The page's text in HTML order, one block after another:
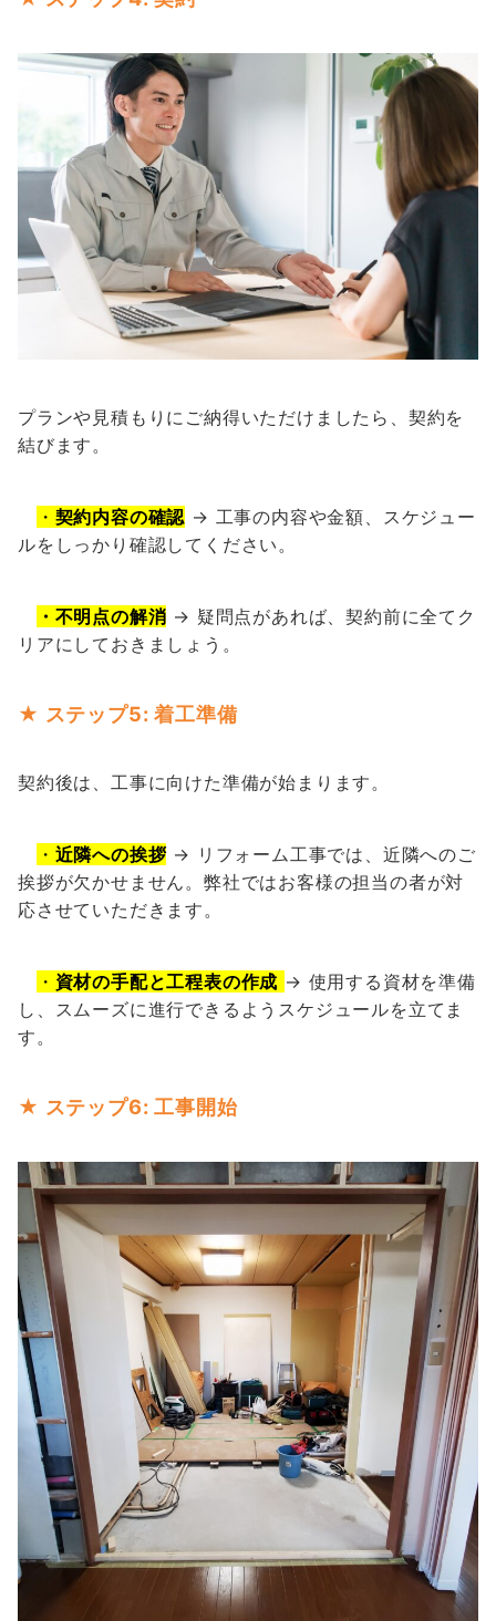
プランや見積もりにご納得いただけましたら、契約を
結びます。
・ 契約内容の確認 → 工事の内容や金額、スケジュー
ルをしっかり確認してください。
・不明点の解消 → 疑問点があれば、契約前に全てク
リアにしておきましょう。
★ ステップ5: 着工準備
契約後は、工事に向けた準備が始まります。
・ 近隣への挨拶→ リフォーム工事では、近隣へのご
挨拶が欠かせません。弊社ではお客様の担当の者が対
応させていただきます。
・ 資材の手配と工程表の作成 → 使用する資材を準備
し、スムーズに進行できるようスケジュールを立てま
す。
★ ステップ6: 工事開始